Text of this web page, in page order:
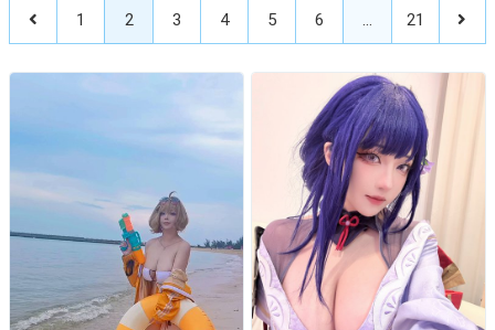
1 2 3 4 5 6 … 21